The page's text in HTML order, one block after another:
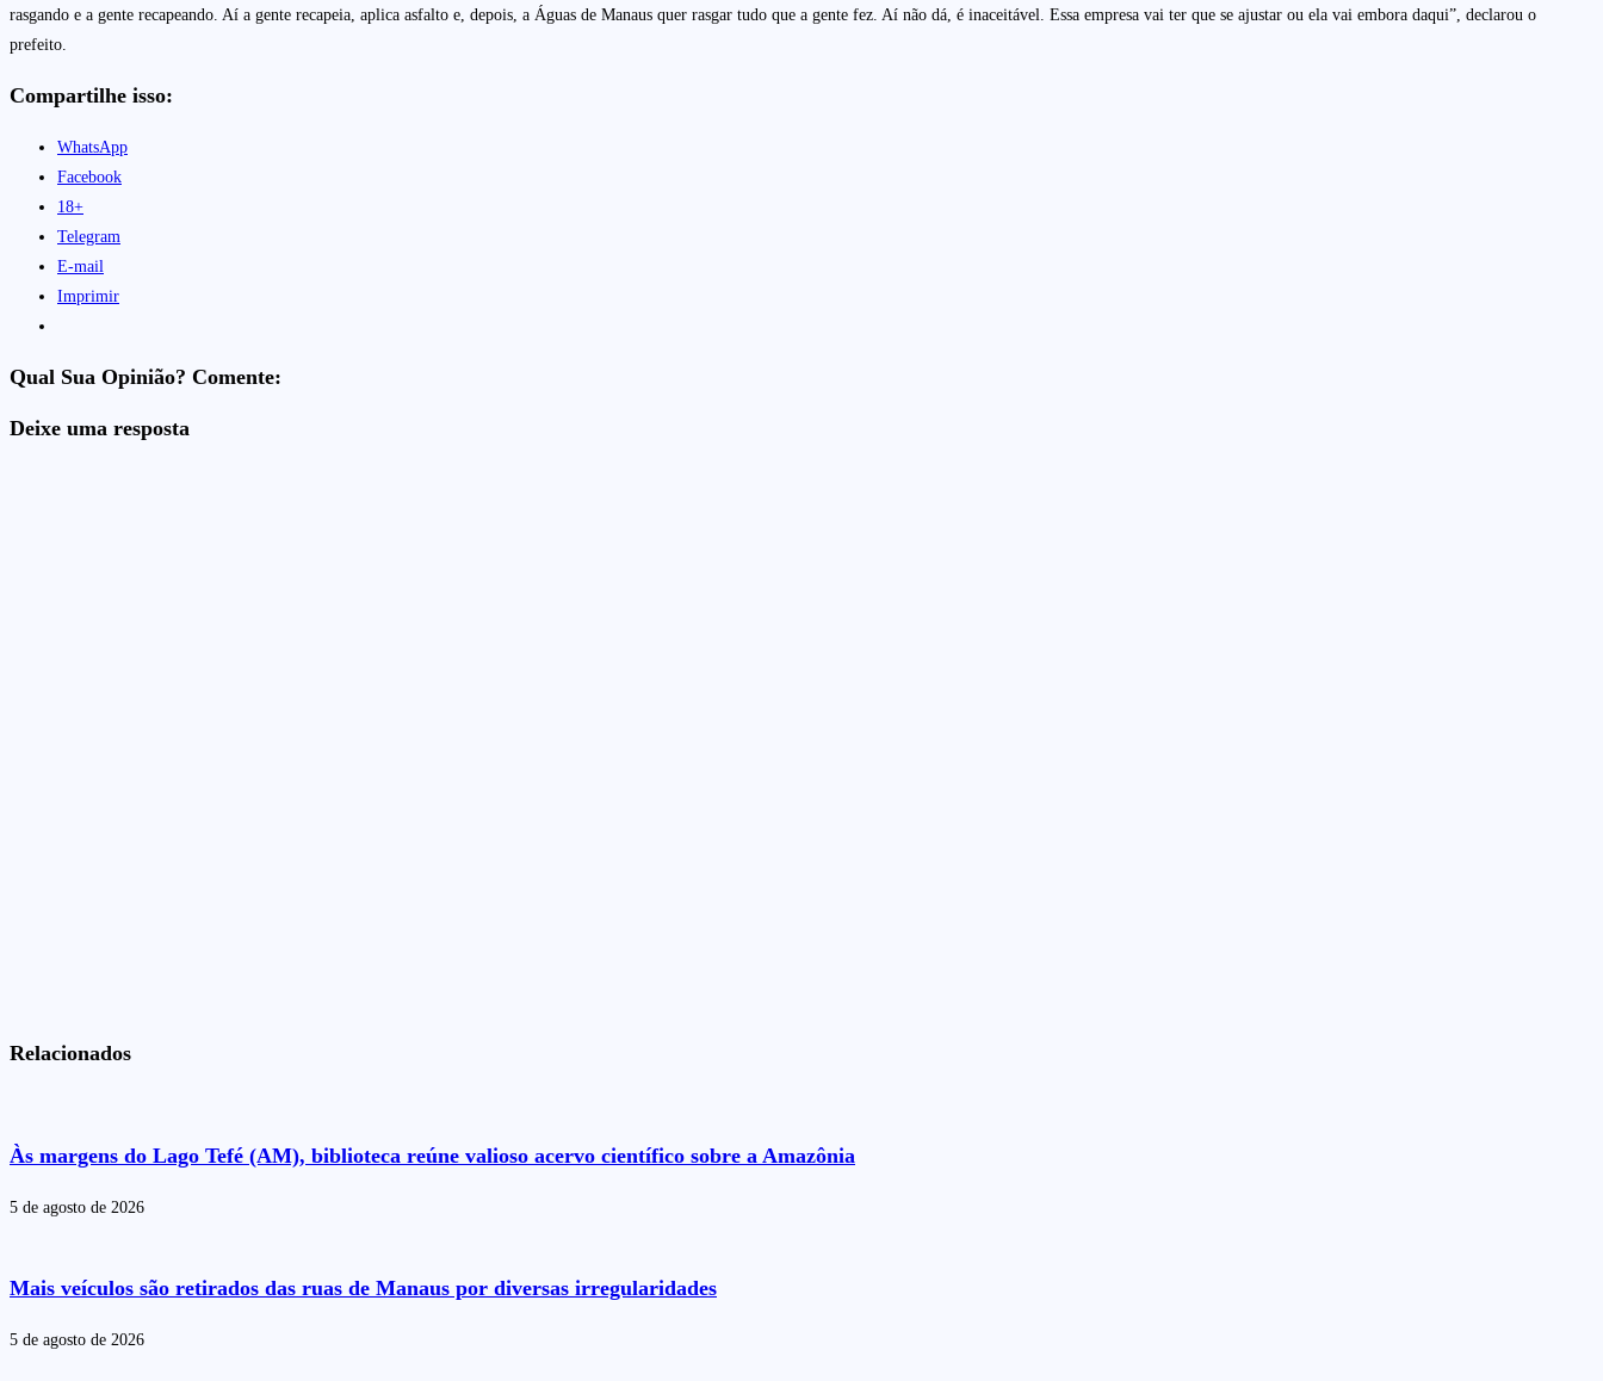
rasgando e a gente recapeando. Aí a gente recapeia, aplica asfalto e, depois, a Águas de Manaus quer rasgar tudo que a gente fez. Aí não dá, é inaceitável. Essa empresa vai ter que se ajustar ou ela vai embora daqui”, declarou o
prefeito.
Compartilhe isso:
WhatsApp
Facebook
18+
Telegram
E-mail
Imprimir
Qual Sua Opinião? Comente:
Deixe uma resposta
Relacionados
Às margens do Lago Tefé (AM), biblioteca reúne valioso acervo científico sobre a Amazônia
5 de agosto de 2026
Mais veículos são retirados das ruas de Manaus por diversas irregularidades
5 de agosto de 2026